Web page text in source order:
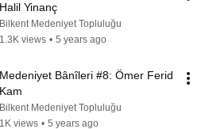
Halil Yinanç
Bilkent Medeniyet Topluluğu
1.3K views • 5 years ago
Medeniyet Bânîleri #8: Ömer Ferid
Kam
Bilkent Medeniyet Topluluğu
1K views • 5 years ago